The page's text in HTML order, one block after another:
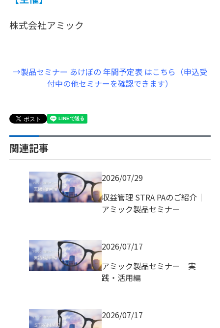
株式会社アミック
→製品セミナー あけぼの 年間予定表 はこちら（申込受
付中の他セミナーを確認できます）
関連記事
2026/07/29
収益管理 STRA PAのご紹介｜
アミック製品セミナー
2026/07/17
アミック製品セミナー 実
践・活用編
2026/07/17